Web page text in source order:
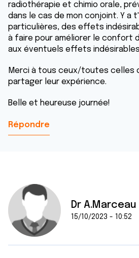
radiothérapie et chimio orale,
dans le cas de mon conjoint. Y a
particulières, des effets
à faire pour améliorer le confort
aux éventuels effets
Merci à tous ceux/toutes celles
partager leur expérience.
Belle et heureuse journée!
Répondre
Dr A.Marceau
15/10/2023 - 10:52